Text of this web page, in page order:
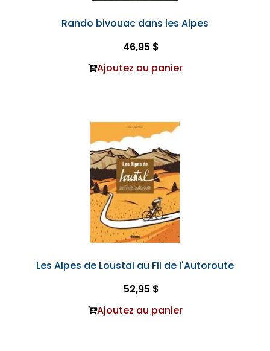
Rando bivouac dans les Alpes
46,95 $
Ajoutez au panier
Les Alpes de Loustal au Fil de l'Autoroute
52,95 $
Ajoutez au panier